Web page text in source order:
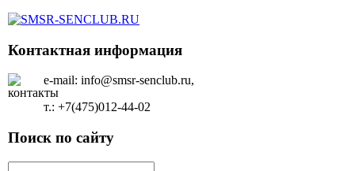
Контактная информация
e-mail: info@smsr-senclub.ru,
т.: +7(475)012-44-02
Поиск по сайту